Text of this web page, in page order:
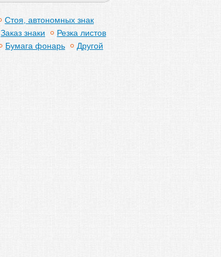
Стоя, автономных знак
Заказ знаки
Резка листов
Бумага фонарь Другой